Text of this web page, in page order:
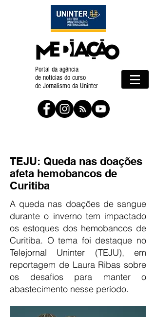
Portal da agência
de notícias do curso
de Jornalismo da Uninter
TEJU: Queda nas doações
afeta hemobancos de
Curitiba
A queda nas doações de sangue
durante o inverno tem impactado
os estoques dos hemobancos de
Curitiba. O tema foi destaque no
Telejornal Uninter (TEJU), em
reportagem de Laura Ribas sobre
os desafios para manter o
abastecimento nesse período.